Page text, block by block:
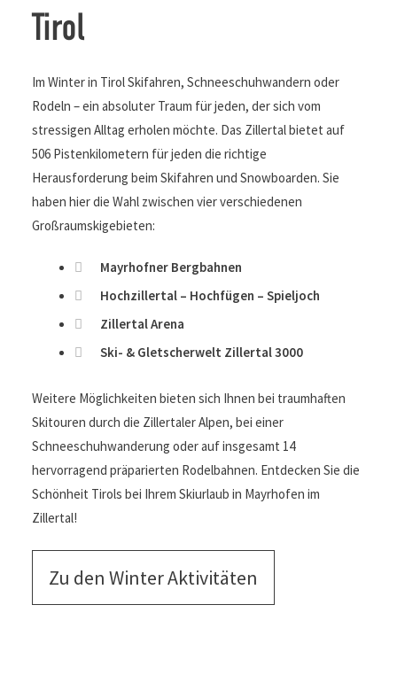
Skiurlaub im Zillertal in
Tirol
Im Winter in Tirol Skifahren, Schneeschuhwandern oder
Rodeln – ein absoluter Traum für jeden, der sich vom
stressigen Alltag erholen möchte. Das Zillertal bietet auf
506 Pistenkilometern für jeden die richtige
Herausforderung beim Skifahren und Snowboarden. Sie
Großraumskigebieten:
Mayrhofner Bergbahnen
Hochzillertal – Hochfügen – Spieljoch
Ski- & Gletscherwelt Zillertal 3000
Weitere Möglichkeiten bieten sich Ihnen bei traumhaften
Skitouren durch die Zillertaler Alpen, bei einer
Schneeschuhwanderung oder auf insgesamt 14
hervorragend präparierten Rodelbahnen. Entdecken Sie